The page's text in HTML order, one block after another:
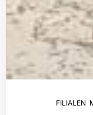
FILIALEN